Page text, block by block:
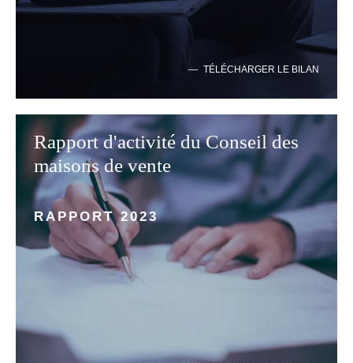
TÉLÉCHARGER LE BILAN
Rapport d'activité du Conseil des
maisons de vente
RAPPORT 2023